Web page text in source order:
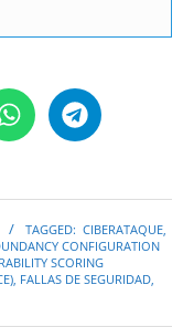
TAGGED: CIBERATAQUE,
CONFIGURATION
SCORING
, FALLAS DE SEGURIDAD,